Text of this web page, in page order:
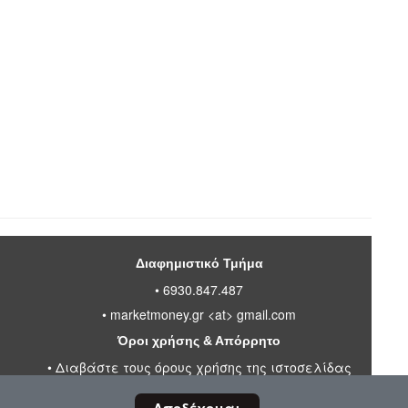
Διαφημιστικό Τμήμα
• 6930.847.487
• marketmoney.gr <at> gmail.com
Όροι χρήσης & Απόρρητο
• Διαβάστε τους όρους χρήσης της ιστοσελίδας
Πολιτική απορρήτου προσωπικών δεδομένων